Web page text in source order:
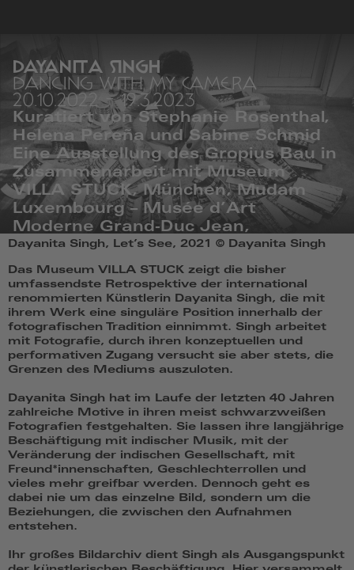
DAYANITA SINGH
DANCING WITH MY CAMERA
20.10.2022 -19.3.2023
Kuratiert von Stephanie Rosenthal,
Helena Pereña und Sabine Schmid
Eine Ausstellung des Gropius Bau in
Zusammenarbeit mit Museum
VILLA STUCK, München, Mudam
Luxembourg – Musée d’Art
Moderne Grand-Duc Jean,
Luxemburg, und Serralves Museum,
Porto.
#DayanitaSinghMVS
Dayanita
Let’s
See,
2021
Dayanita
Singh
Dayanita Singh, Let’s See, 2021 © Dayanita Singh
Das Museum VILLA STUCK zeigt die bisher
umfassendste Retrospektive der international
renommierten Künstlerin Dayanita Singh, die mit
ihrem Werk eine singuläre Position innerhalb der
fotografischen Tradition einnimmt. Singh arbeitet
mit Fotografie, durch ihren konzeptuellen und
performativen Zugang versucht sie aber stets, die
Grenzen des Mediums auszuloten.
Dayanita Singh hat im Laufe der letzten 40 Jahren
zahlreiche Motive in ihren meist schwarzweißen
Fotografien festgehalten. Sie lassen ihre langjährige
Beschäftigung mit indischer Musik, mit der
Veränderung der indischen Gesellschaft, mit
Freund*innenschaften, Geschlechterrollen und
vieles mehr greifbar werden. Dennoch geht es
dabei nie um das einzelne Bild, sondern um die
Beziehungen, die zwischen den Aufnahmen
entstehen.
Ihr großes Bildarchiv dient Singh als Ausgangspunkt